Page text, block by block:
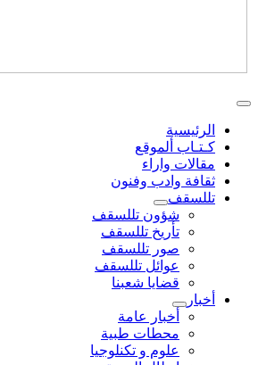
الرئيسية
كـتـاب ألموقع
مقالات واراء
ثقافة وادب وفنون
تللسقف
شؤون تللسقف
تأريخ تللسقف
صور تللسقف
عوائل تللسقف
قضايا شعبنا
أخبار
أخبار عامة
محطات طبية
علوم و تکنلوجیا